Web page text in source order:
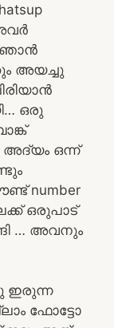
അയച്ചു
ഒരു
അദ്യം ഒന്ന്
number
ഒരുപാട്
… അവനും
ഇരുന്ന
ഫോട്ടോ